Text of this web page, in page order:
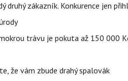
druhý zákazník. Konkurence jen
trávu je pokuta až 150 000
že vám zbude drahý spalovák